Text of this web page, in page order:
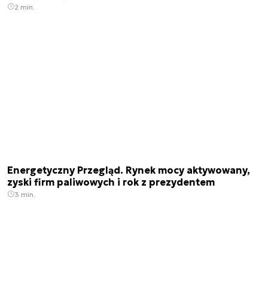
2 min.
Energetyczny Przegląd. Rynek mocy aktywowany,
zyski firm paliwowych i rok z prezydentem
3 min.